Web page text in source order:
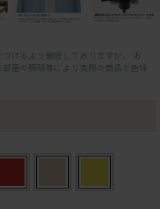
けるよう徹底しておりますが、 お
屋の照明等により実際の商品と色味